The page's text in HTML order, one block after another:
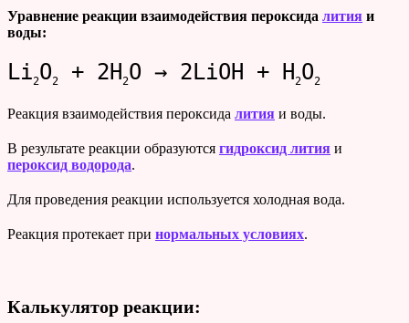
Уравнение реакции взаимодействия пероксида лития и
воды:
Li2O2 + 2H 2O → 2LiOH + H 2O2
Реакция взаимодействия пероксида лития и воды.
В результате реакции образуются гидроксид лития и
пероксид водорода.
Для проведения реакции используется холодная вода.
Реакция протекает при нормальных условиях.
Калькулятор реакции: